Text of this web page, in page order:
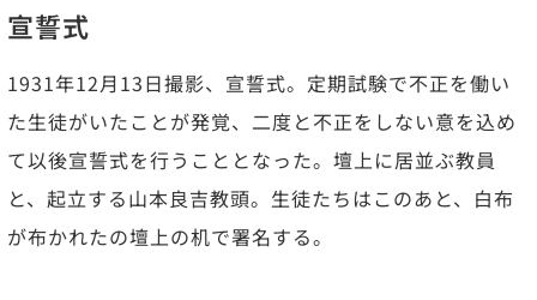
宣誓式
1931年12月13日撮影、宣誓式。定期試験で不正を働い
た生徒がいたことが発覚、二度と不正をしない意を込め
て以後宣誓式を行うこととなった。壇上に居並ぶ教員
と、起立する山本良吉教頭。生徒たちはこのあと、白布
が布かれたの壇上の机で署名する。